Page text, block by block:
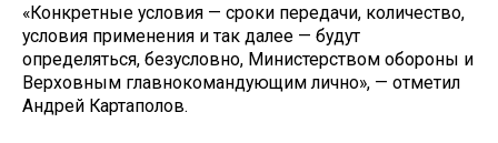
«Конкретные условия — сроки передачи, количество,
условия применения и так далее — будут
определяться, безусловно, Министерством обороны и
Верховным главнокомандующим лично», — отметил
Андрей Картаполов.